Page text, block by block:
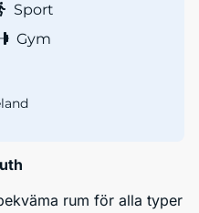
Sport
Gym
rum för alla typer